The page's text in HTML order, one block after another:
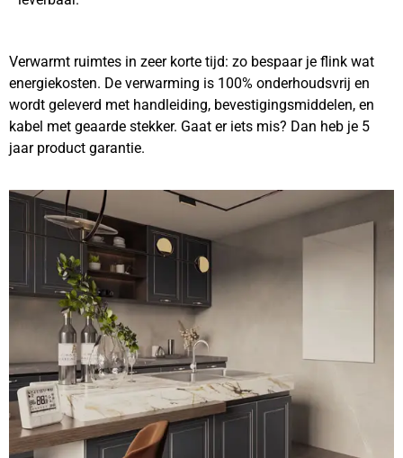
Verwarmt ruimtes in zeer korte tijd: zo bespaar je flink wat
energiekosten. De verwarming is 100% onderhoudsvrij en
wordt geleverd met handleiding, bevestigingsmiddelen, en
kabel met geaarde stekker. Gaat er iets mis? Dan heb je 5
jaar product garantie.